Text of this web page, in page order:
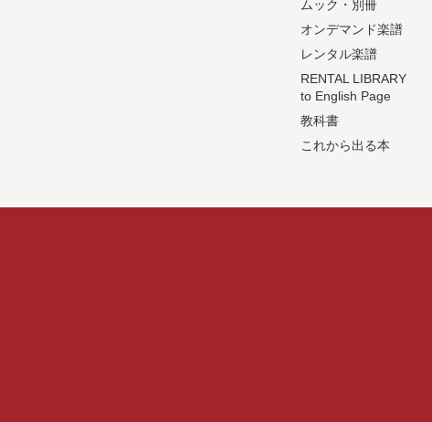
ムック・別冊
オンデマンド楽譜
レンタル楽譜
RENTAL LIBRARY
to English Page
教科書
これから出る本